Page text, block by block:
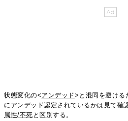
状態変化の<アンデッド>と混同を避ける
にアンデッド認定されているかは見て確
属性/不死 と区別する。